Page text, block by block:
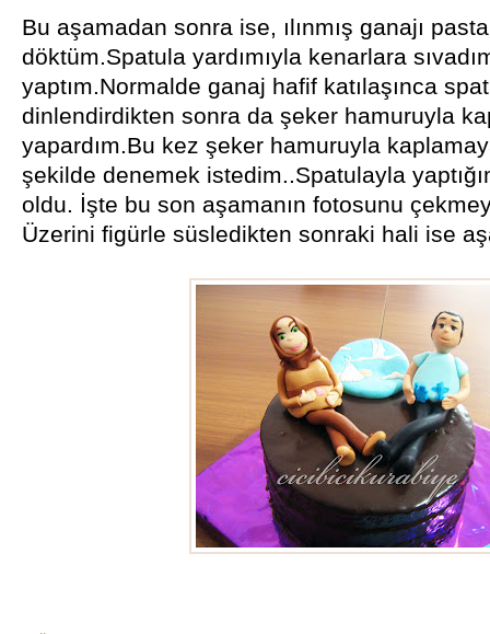
Bu aşamadan sonra ise, ılınmış ganajı
döktüm.Spatula yardımıyla kenarlara
yaptım.Normalde ganaj hafif katılaşınca
dinlendirdikten sonra da şeker hamuruyla
yapardım.Bu kez şeker hamuruyla
şekilde denemek istedim..Spatulayla
oldu. İşte bu son aşamanın fotosunu
Üzerini figürle süsledikten sonraki hali ise